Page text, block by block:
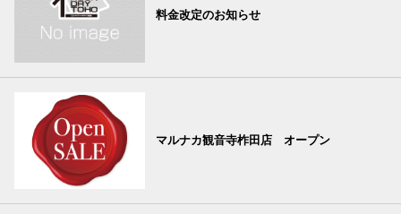
料金改定のお知らせ
マルナカ観音寺柞田店 オープン